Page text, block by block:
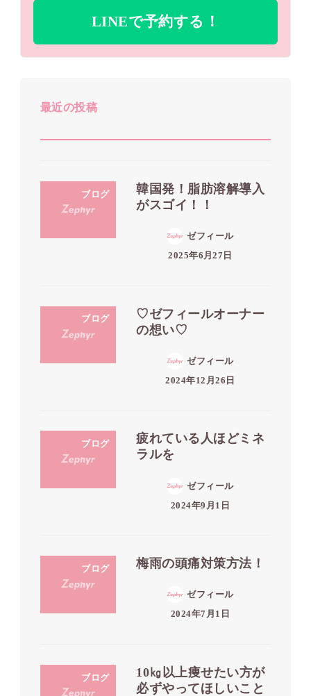
LINEで予約する！
最近の投稿
ブログ
韓国発！脂肪溶解導入
がスゴイ！！
ゼフィール
2025年6月27日
ブログ
♡ゼフィールオーナー
の想い♡
ゼフィール
2024年12月26日
ブログ
疲れている人ほどミネ
ラルを
ゼフィール
2024年9月1日
ブログ 梅雨の頭痛対策方法！
ゼフィール
2024年7月1日
ブログ
10㎏以上痩せたい方が
必ずやってほしいこと